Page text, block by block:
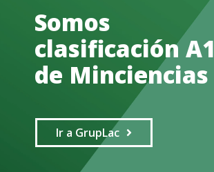
Somos
clasificación A1
de Minciencias
Ir a GrupLac